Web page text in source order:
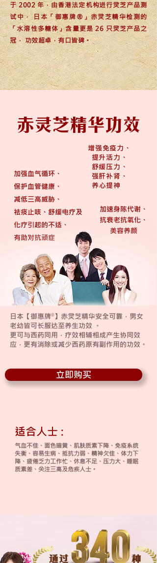
于 2002 年，由香港法定​​机构进行灵芝产品测
试中， 日本「御惠牌®」赤灵芝精华检测的
「水溶性多糖体」含量更是 26 只灵芝产品之
冠， 功效超卓，有口皆碑。
赤灵芝精华功效
加速身陈代谢、
抗衰老抗氧化、
美容养颜
加强血气循环、
保护血管健康、
减低三高威胁 、
祛痰止咳、舒缓电疗及
化疗引起的不适、
有助对抗顽症
增强免疫力、
提升活力、
舒缓压力、
强肝补肾、
养心提神
日本【御惠牌®】赤灵芝精华安全可靠，男女
老幼皆可长服达至养生功效 。
更可与西药同用，疗效相辅相成产生协同效
应，更有消除或减少西药原有副作用的功效。
立即购买
适合人士 :
气血不佳、面色暗黄、肌肤质素下降、免疫系统
失衡、容易生病、抵抗力弱、精神欠佳、体力下
降、疲倦乏力工作忙、休息不足、压力大、睡眠
质素差、关注三高及危疾人士。